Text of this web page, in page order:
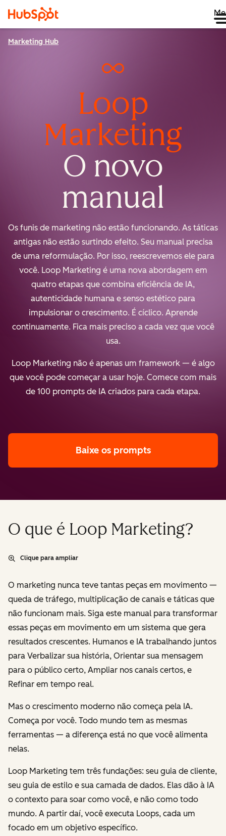
Marketing Hub
Loop
Marketing
O novo
manual
Os funis de marketing não estão funcionando. As táticas
antigas não estão surtindo efeito. Seu manual precisa
de uma reformulação. Por isso, reescrevemos ele para
você. Loop Marketing é uma nova abordagem em
quatro etapas que combina eficiência de IA,
autenticidade humana e senso estético para
impulsionar o crescimento. É cíclico. Aprende
continuamente. Fica mais preciso a cada vez que você
usa.
Loop Marketing não é apenas um framework — é algo
que você pode começar a usar hoje. Comece com mais
de 100 prompts de IA criados para cada etapa.
Baixe os prompts
O que é Loop Marketing?
Clique para ampliar
O marketing nunca teve tantas peças em movimento —
queda de tráfego, multiplicação de canais e táticas que
não funcionam mais. Siga este manual para transformar
essas peças em movimento em um sistema que gera
resultados crescentes. Humanos e IA trabalhando juntos
para Verbalizar sua história, Orientar sua mensagem
para o público certo, Ampliar nos canais certos, e
Refinar em tempo real.
Mas o crescimento moderno não começa pela IA.
Começa por você. Todo mundo tem as mesmas
ferramentas — a diferença está no que você alimenta
nelas.
Loop Marketing tem três fundações: seu guia de cliente,
seu guia de estilo e sua camada de dados. Elas dão à IA
o contexto para soar como você, e não como todo
mundo. A partir daí, você executa Loops, cada um
focado em um objetivo específico.